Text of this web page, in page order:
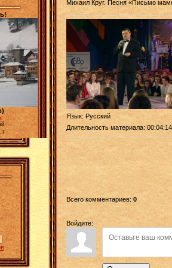
Михаил Круг. Песня «Письмо
Язык: Русский
Длительность материала: 00:04:14
Всего комментариев: 0
Войдите: